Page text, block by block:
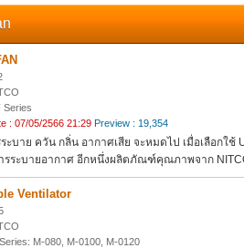
Series
: 07/05/2566 21:29 Preview : 19,354
ะบาย ควัน กลิ่น อากาศเสีย จะหมดไป เมื่อเลือกใช้
รระบายอากาศ อีกหนึ่งผลิตภัณฑ์คุณภาพจาก
Ventilator
M-080, M-0100, M-0120